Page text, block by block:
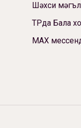
Шәхси
ТРда Бала
МАХ